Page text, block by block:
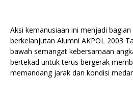
Aksi kemanusiaan ini menjadi
berkelanjutan Alumni AKPOL 2003
bawah semangat kebersamaan
bertekad untuk terus bergerak
memandang jarak dan kondisi